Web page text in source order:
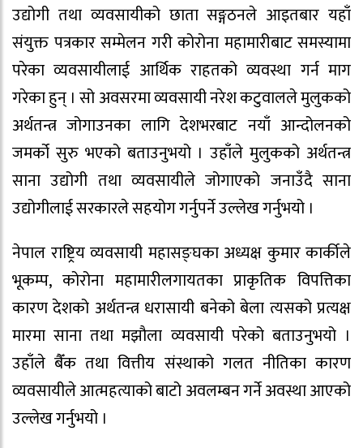
उद्योगी तथा व्यवसायीको छाता सङ्गठनले आइतबार यहाँ
संयुक्त पत्रकार सम्मेलन गरी कोरोना महामारीबाट समस्यामा
परेका व्यवसायीलाई आर्थिक राहतको व्यवस्था गर्न माग
गरेका हुन् । सो अवसरमा व्यवसायी नरेश कटुवालले मुलुकको
अर्थतन्त्र जोगाउनका लागि देशभरबाट नयाँ आन्दोलनको
जमर्को सुरु भएको बताउनुभयो । उहाँले मुलुकको अर्थतन्त्र
साना उद्योगी तथा व्यवसायीले जोगाएको जनाउँदै साना
उद्योगीलाई सरकारले सहयोग गर्नुपर्ने उल्लेख गर्नुभयो ।
नेपाल राष्ट्रिय व्यवसायी महासङ्घका अध्यक्ष कुमार कार्कीले
भूकम्प, कोरोना महामारीलगायतका प्राकृतिक विपत्तिका
कारण देशको अर्थतन्त्र धरासायी बनेको बेला त्यसको प्रत्यक्ष
मारमा साना तथा मझौला व्यवसायी परेको बताउनुभयो ।
उहाँले बैँक तथा वित्तीय संस्थाको गलत नीतिका कारण
व्यवसायीले आत्महत्याको बाटो अवलम्बन गर्ने अवस्था आएको
उल्लेख गर्नुभयो ।